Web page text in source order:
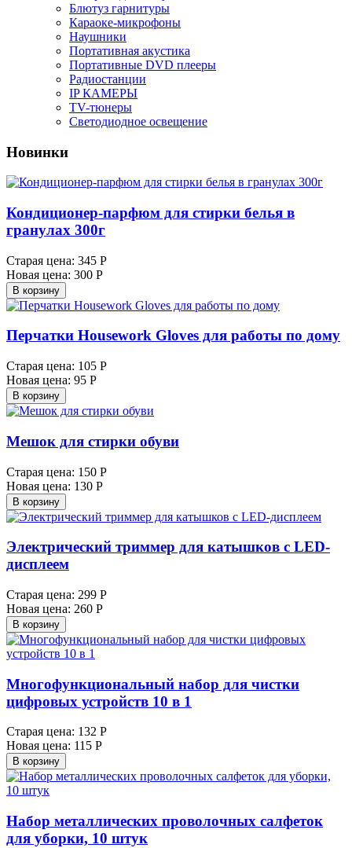
Блютуз гарнитуры
Караоке-микрофоны
Наушники
Портативная акустика
Портативные DVD плееры
Радиостанции
IP КАМЕРЫ
TV-тюнеры
Светодиодное освещение
Новинки
Кондиционер-парфюм для стирки белья в
гранулах 300г
Старая цена: 345 Р
Новая цена: 300 Р
В корзину
Перчатки Housework Gloves для работы по дому
Старая цена: 105 Р
Новая цена: 95 Р
В корзину
Мешок для стирки обуви
Старая цена: 150 Р
Новая цена: 130 Р
В корзину
Электрический триммер для катышков с LED-
дисплеем
Старая цена: 299 Р
Новая цена: 260 Р
В корзину
Многофункциональный набор для чистки
цифровых устройств 10 в 1
Старая цена: 132 Р
Новая цена: 115 Р
В корзину
Набор металлических проволочных салфеток
для уборки, 10 штук